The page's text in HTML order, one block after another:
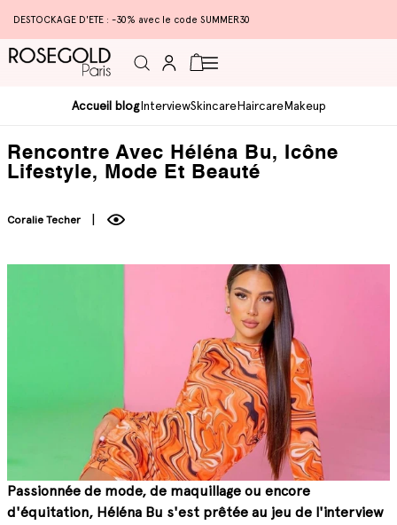
DESTOCKAGE D'ETE : -30% avec le code SUMMER30
ConnexionPanier
Accueil blogInterviewSkincareHaircareMakeup
Rencontre Avec Héléna Bu, Icône
Lifestyle, Mode Et Beauté
Coralie Techer
Passionnée de mode, de maquillage ou encore
d'équitation, Héléna Bu s'est prêtée au jeu de l'interview